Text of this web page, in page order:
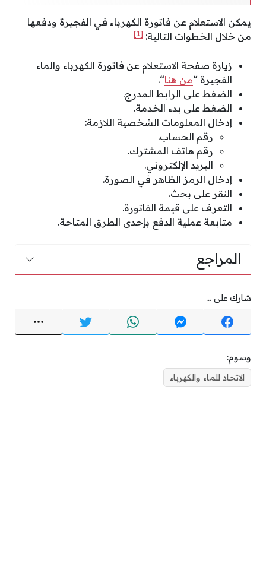
يمكن الاستعلام عن فاتورة الكهرباء في الفجيرة ودفعها
من خلال الخطوات التالية: [1]
زيارة صفحة الاستعلام عن فاتورة الكهرباء والماء
الفجيرة “من هنا“.
الضغط على الرابط المدرج.
الضغط على بدء الخدمة.
إدخال المعلومات الشخصية اللازمة:
رقم الحساب.
رقم هاتف المشترك.
البريد الإلكتروني.
إدخال الرمز الظاهر في الصورة.
النقر على بحث.
التعرف على قيمة الفاتورة.
متابعة عملية الدفع بإحدى الطرق المتاحة.
المراجع
شارك على ...
وسوم:
الاتحاد للماء والكهرباء